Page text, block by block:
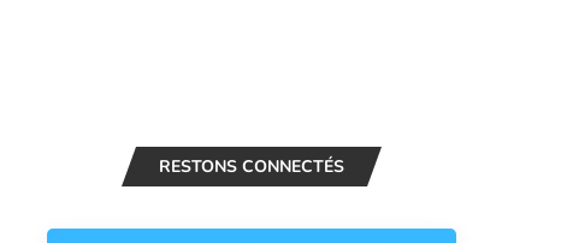
RESTONS CONNECTÉS